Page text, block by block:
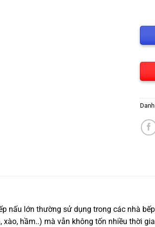
nấu lớn thường sử dụng trong các nhà
xào, hầm..) mà vẫn không tốn nhiều thời